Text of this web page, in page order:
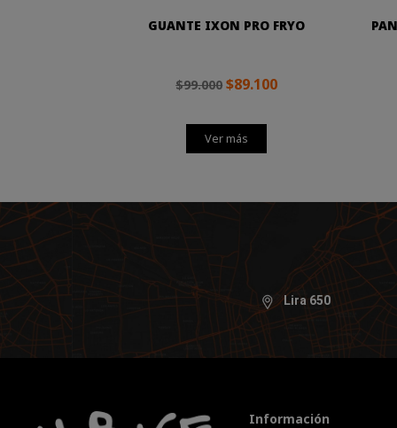
GUANTE IXON PRO FRYO
$99.000 $89.100
Ver más
Lira 650
Información